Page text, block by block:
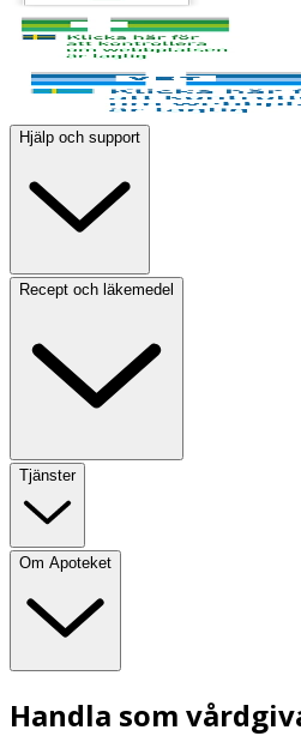
Hjälp och support
Recept och läkemedel
Tjänster
Om Apoteket
Handla som